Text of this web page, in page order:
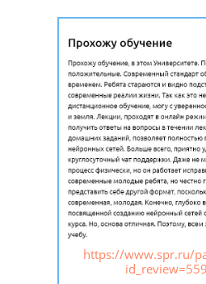
https://www.spr.ru/